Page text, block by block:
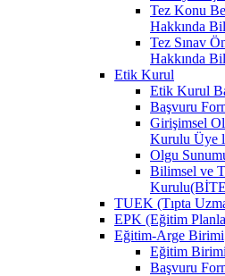
Tez Konu
Hakkında
Tez Sınav
Hakkında
Etik Kurul
Etik Kurul
Başvuru
Girişimsel
Kurulu Üye
Olgu
Bilimsel ve
TUEK (Tıpta
EPK (Eğitim
Eğitim-Arge Birimi
Eğitim Birimi
Başvuru